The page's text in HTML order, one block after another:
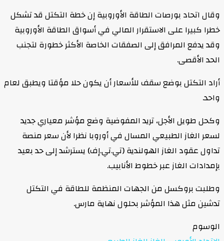
وقال اتحاد بورصات الطاقة الأوروبية إن خطة التكتل قد تشكل
خطرا كبيرا على الاستقرار المالي في أسواق الطاقة الأوروبية
وقد يدفع المرافق إلى الصفقات الخاصة الأكثر خطورة لتجنب
الحد الأقصى.
أراد التكتل بوضع سقف للأسعار أن يكون حلا مؤقتا ويطبق لعام
واحد.
وكحل طويل الأجل، تريد المفوضية وضع مؤشر معياري جديد
لسعر الغاز الطبيعي المسال في أوروبا نظرا لأن سعر منصة
تداول عقود الغاز الهولندية (تي.تي.إف) يسترشد إلى حد بعيد
بإمدادات الغاز عبر خطوط الأنابيب.
وطلبت بروكسل من الجهات المنظمة للطاقة في التكتل
تدشين مثل هذا المؤشر بحلول نهاية مارس.
الوسوم